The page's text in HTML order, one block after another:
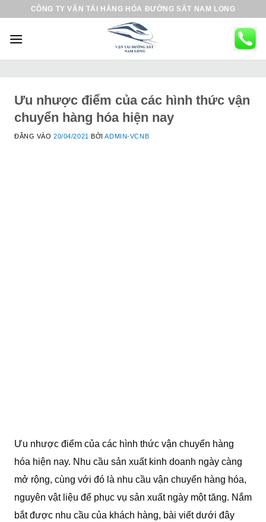
CÔNG TY VẬN TẢI HÀNG HÓA ĐƯỜNG SẮT NAM LONG
Ưu nhược điểm của các hình thức vận
chuyển hàng hóa hiện nay
ĐĂNG VÀO20/04/2021 BỞIADMIN-VCNB
Ưu nhược điểm của các hình thức vận chuyển hàng
hóa hiện nay. Nhu cầu sản xuất kinh doanh ngày càng
mở rộng, cùng với đó là nhu cầu vận chuyển hàng hóa,
nguyên vật liệu để phục vụ sản xuất ngày một tăng. Nắm
bắt được nhu cầu của khách hàng, bài viết dưới đây